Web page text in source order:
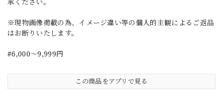
※現物画像掲載の為、イメージ違い等の個人的主観によるご返品
はお断りいたします。
#6,000～9,999円
この商品をアプリで見る